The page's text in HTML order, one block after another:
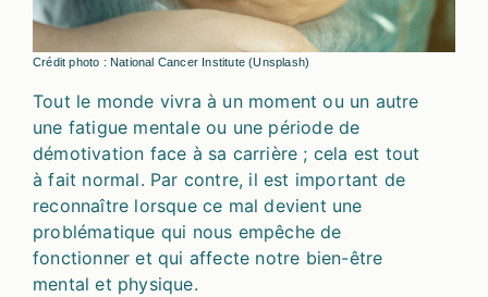
Crédit photo : National Cancer Institute (Unsplash)
Tout le monde vivra à un moment ou un autre
une fatigue mentale ou une période de
démotivation face à sa carrière ; cela est tout
à fait normal. Par contre, il est important de
reconnaître lorsque ce mal devient une
problématique qui nous empêche de
fonctionner et qui affecte notre bien-être
mental et physique.